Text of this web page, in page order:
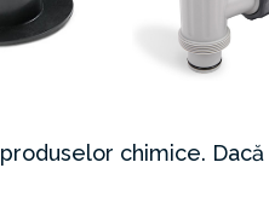
chimice. Dacă